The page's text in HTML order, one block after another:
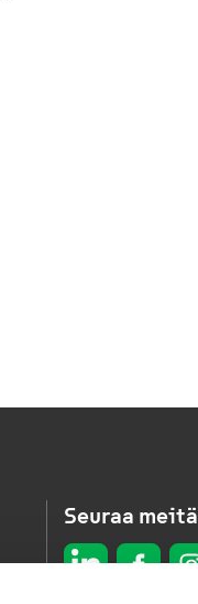
Seuraa meitä